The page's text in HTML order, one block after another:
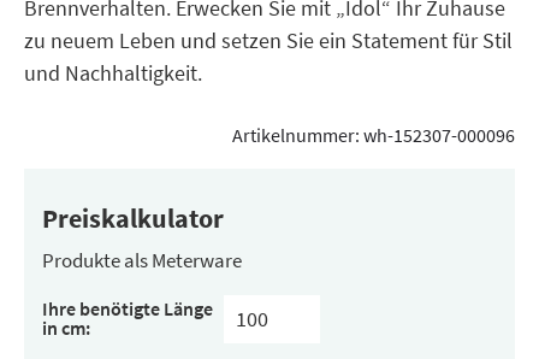
Brennverhalten. Erwecken Sie mit „Idol“ Ihr Zuhause
zu neuem Leben und setzen Sie ein Statement für Stil
und Nachhaltigkeit.
Artikelnummer: wh-152307-000096
Preiskalkulator
Produkte als Meterware
Ihre benötigte Länge
in cm: